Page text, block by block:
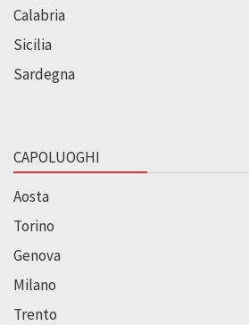
Calabria
Sicilia
Sardegna
CAPOLUOGHI
Aosta
Torino
Genova
Milano
Trento